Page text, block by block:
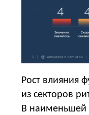
Рост влияния
из секторов
В наименьшей